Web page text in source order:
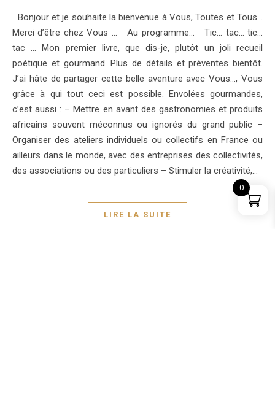
Bonjour et je souhaite la bienvenue à Vous, Toutes et Tous…
Merci d’être chez Vous … Au programme… Tic… tac… tic…
tac … Mon premier livre, que dis-je, plutôt un joli recueil
poétique et gourmand. Plus de détails et préventes bientôt.
J’ai hâte de partager cette belle aventure avec Vous…, Vous
grâce à qui tout ceci est possible. Envolées gourmandes,
c’est aussi : – Mettre en avant des gastronomies et produits
africains souvent méconnus ou ignorés du grand public –
Organiser des ateliers individuels ou collectifs en France ou
ailleurs dans le monde, avec des entreprises des collectivités,
des associations ou des particuliers – Stimuler la créativité,…
LIRE LA SUITE
0